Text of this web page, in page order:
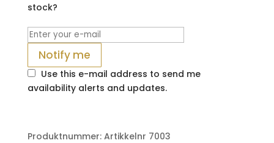
stock?
Notify me
Use this e-mail address to send me
availability alerts and updates.
Produktnummer: Artikkelnr 7003